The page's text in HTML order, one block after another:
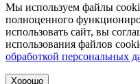
Мы используем файлы
полноценного
использовать сайт, вы
использования файлов
обработкой персональных
Хорошо